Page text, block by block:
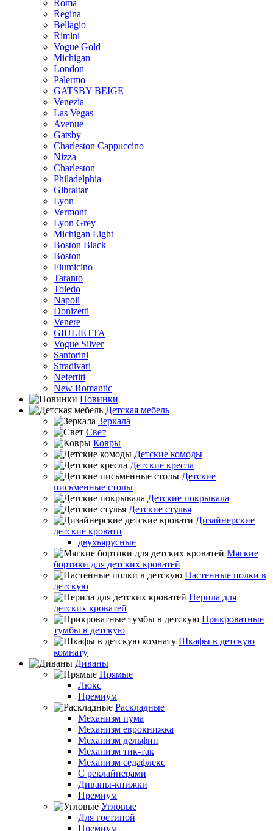
Roma
Regina
Bellagio
Rimini
Vogue Gold
Michigan
London
Palermo
GATSBY BEIGE
Venezia
Las Vegas
Avenue
Gatsby
Charleston Cappuccino
Nizza
Charleston
Philadelphia
Gibraltar
Lyon
Vermont
Lyon Grey
Michigan Light
Boston Black
Boston
Fiumicino
Taranto
Toledo
Napoli
Donizetti
Venere
GIULIETTA
Vogue Silver
Santorini
Stradivari
Nefertiti
New Romantic
Новинки
Детская мебель
Зеркала
Свет
Ковры
Детские комоды
Детские кресла
Детские
письменные столы
Детские покрывала
Детские стулья
Дизайнерские
детские кровати
двухъярусные
Мягкие
бортики для детских кроватей
Настенные полки в
детскую
Перила для
детских кроватей
Прикроватные
тумбы в детскую
Шкафы в детскую
комнату
Диваны
Прямые
Люкс
Премиум
Раскладные
Механизм пума
Механизм еврокнижка
Механизм дельфин
Механизм тик-так
Механизм седафлекс
С реклайнерами
Диваны-книжки
Премиум
Угловые
Для гостиной
Премиум